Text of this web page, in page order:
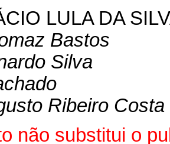
LULA DA
Bastos
Silva
Ribeiro Costa
não substitui o